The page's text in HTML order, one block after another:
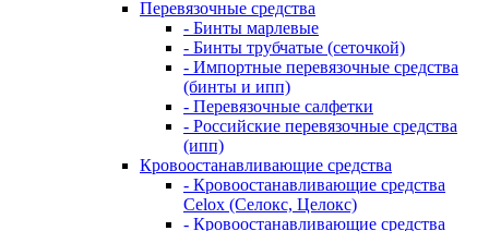
Перевязочные средства
- Бинты марлевые
- Бинты трубчатые (сеточкой)
- Импортные перевязочные средства
(бинты и ипп)
- Перевязочные салфетки
- Российские перевязочные средства
(ипп)
Кровоостанавливающие средства
- Кровоостанавливающие средства
Celox (Селокс, Целокс)
- Кровоостанавливающие средства